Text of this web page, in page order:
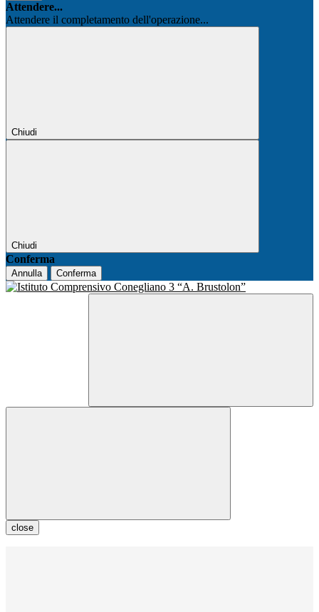
Attendere...
Attendere il completamento dell'operazione...
Chiudi
Chiudi
Conferma
Annulla Conferma
close